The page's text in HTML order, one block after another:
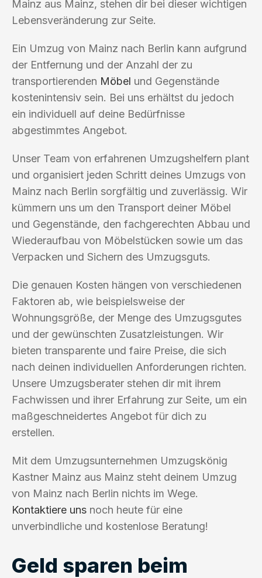
Mainz aus Mainz, stehen dir bei dieser wichtigen
Lebensveränderung zur Seite.
Ein Umzug von Mainz nach Berlin kann aufgrund
der Entfernung und der Anzahl der zu
transportierenden Möbel und Gegenstände
kostenintensiv sein. Bei uns erhältst du jedoch
ein individuell auf deine Bedürfnisse
abgestimmtes Angebot.
Unser Team von erfahrenen Umzugshelfern plant
und organisiert jeden Schritt deines Umzugs von
Mainz nach Berlin sorgfältig und zuverlässig. Wir
kümmern uns um den Transport deiner Möbel
und Gegenstände, den fachgerechten Abbau und
Wiederaufbau von Möbelstücken sowie um das
Verpacken und Sichern des Umzugsguts.
Die genauen Kosten hängen von verschiedenen
Faktoren ab, wie beispielsweise der
Wohnungsgröße, der Menge des Umzugsgutes
und der gewünschten Zusatzleistungen. Wir
bieten transparente und faire Preise, die sich
nach deinen individuellen Anforderungen richten.
Unsere Umzugsberater stehen dir mit ihrem
Fachwissen und ihrer Erfahrung zur Seite, um ein
maßgeschneidertes Angebot für dich zu
erstellen.
Mit dem Umzugsunternehmen Umzugskönig
Kastner Mainz aus Mainz steht deinem Umzug
von Mainz nach Berlin nichts im Wege.
Kontaktiere uns noch heute für eine
unverbindliche und kostenlose Beratung!
Geld sparen beim